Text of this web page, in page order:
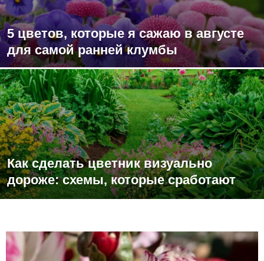
5 цветов, которые я сажаю в августе
для самой ранней клумбы
Как сделать цветник визуально
дороже: схемы, которые сработают